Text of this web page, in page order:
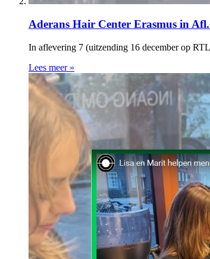
Aderans Hair Center Erasmus in
In aflevering 7 (uitzending 16 december op
Lees meer »